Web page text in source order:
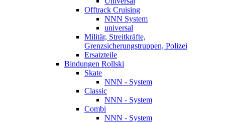
Offtrack Cruising
NNN System
universal
Militär, Streitkräfte,
Grenzsicherungstruppen, Polizei
Ersatzteile
Bindungen Rollski
Skate
NNN - System
Classic
NNN - System
Combi
NNN - System